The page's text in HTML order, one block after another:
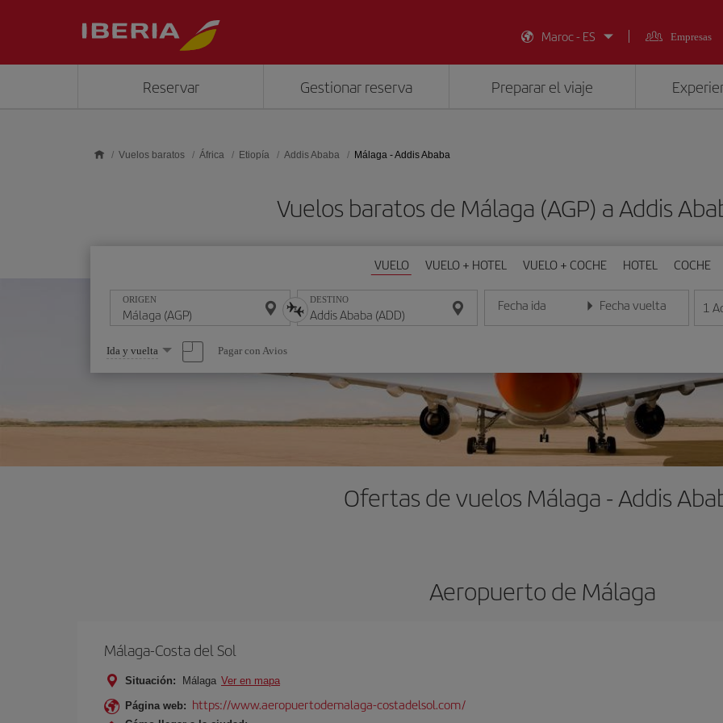
Maroc - ES
Empresas
Reservar Gestionar reserva Preparar el viaje
Vuelos baratos África Etiopía Addis Ababa Málaga - Addis Ababa
Vuelos baratos de Málaga (AGP) a Addis
VUELO VUELO + HOTEL VUELO + COCHE HOTEL COCHE
ORIGEN DESTINO Fecha ida
Introduce la fecha en formato día/mes/año
Fecha vuelta
Introduce la fecha en 1
Seleccione
una
opción
Ida y vuelta Pagar con Avios
Ofertas de vuelos Málaga - Addis
Aeropuerto de Málaga
Málaga-Costa del Sol
Situación: Málaga Ver en mapa
Página web: https://www.aeropuertodemalaga-costadelsol.com/